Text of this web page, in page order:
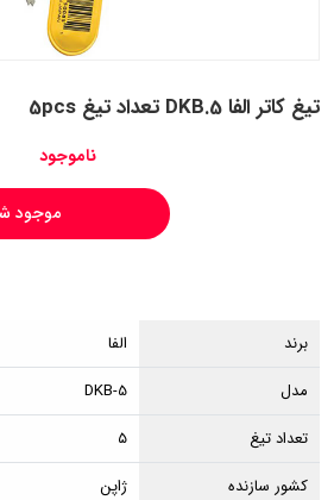
تیغ کاتر الفا DKB.5 تعداد تیغ 5pcs
ناموجود
موجود
برند
الفا
مدل
DKB-5
تعداد تیغ
۵
کشور سازنده
ژاپن